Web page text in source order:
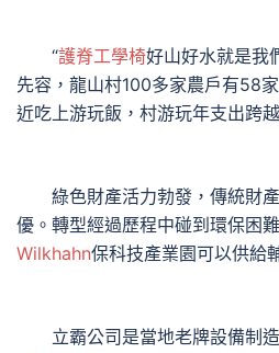
“護脊工學椅好山好水就是我
先容，龍山村100多家農戶有58
近吃上游玩飯，村游玩年支出跨
綠色財產活力勃發，傳統財產
優。轉型經過歷程中碰到環保困
Wilkhahn保科技產業園可以供給
立霸公司是當地老牌設備制造